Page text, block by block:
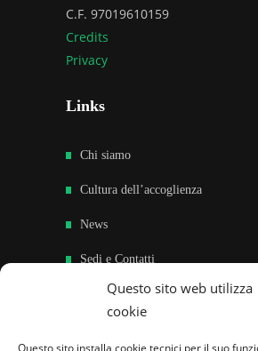
Questo sito web utilizza
cookie
Questo sito installa cookie tecnici per il suo
C.F. 97019610159
Credits
Privacy
Links
Chi siamo
Cultura dell’accoglienza
News
Sedi e Contatti
Sostieni